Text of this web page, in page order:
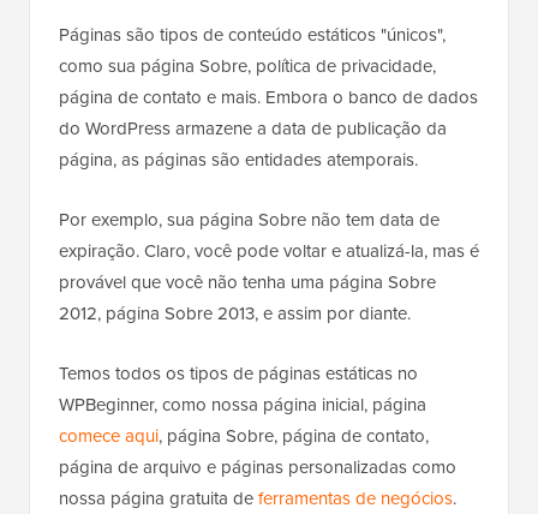
Páginas são tipos de conteúdo estáticos "únicos",
como sua página Sobre, política de privacidade,
página de contato e mais. Embora o banco de dados
do WordPress armazene a data de publicação da
página, as páginas são entidades atemporais.
Por exemplo, sua página Sobre não tem data de
expiração. Claro, você pode voltar e atualizá-la, mas é
provável que você não tenha uma página Sobre
2012, página Sobre 2013, e assim por diante.
Temos todos os tipos de páginas estáticas no
WPBeginner, como nossa página inicial, página
comece aqui, página Sobre, página de contato,
página de arquivo e páginas personalizadas como
nossa página gratuita deferramentas de negócios.